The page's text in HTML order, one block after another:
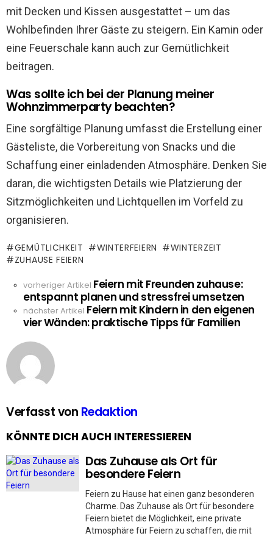
mit Decken und Kissen ausgestattet – um das
Wohlbefinden Ihrer Gäste zu steigern. Ein Kamin oder
eine Feuerschale kann auch zur Gemütlichkeit
beitragen.
Was sollte ich bei der Planung meiner
Wohnzimmerparty beachten?
Eine sorgfältige Planung umfasst die Erstellung einer
Gästeliste, die Vorbereitung von Snacks und die
Schaffung einer einladenden Atmosphäre. Denken Sie
daran, die wichtigsten Details wie Platzierung der
Sitzmöglichkeiten und Lichtquellen im Vorfeld zu
organisieren.
GEMÜTLICHKEIT WINTERFEIERN
WINTERZEIT
ZUHAUSE FEIERN
See
more
vorheriger Artikel Feiern mit Freunden zuhause:
entspannt planen und stressfrei umsetzen
nächster Artikel Feiern mit Kindern in den eigenen
vier Wänden: praktische Tipps für Familien
Verfasst von Redaktion
KÖNNTE DICH AUCH INTERESSIEREN
Das Zuhause als Ort für
besondere Feiern
Feiern zu Hause hat einen ganz besonderen
Charme. Das Zuhause als Ort für besondere
Feiern bietet die Möglichkeit, eine private
Atmosphäre für Feiern zu schaffen, die mit